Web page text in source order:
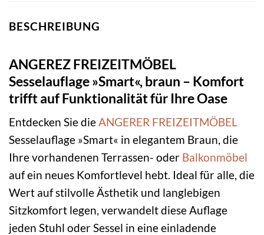
BESCHREIBUNG
ANGEREZ FREIZEITMÖBEL
Sesselauflage »Smart«, braun – Komfort
trifft auf Funktionalität für Ihre Oase
Entdecken Sie dieANGERER FREIZEITMÖBEL
Sesselauflage »Smart« in elegantem Braun, die
Ihre vorhandenen Terrassen- oder Balkonmöbel
auf ein neues Komfortlevel hebt. Ideal für alle, die
Wert auf stilvolle Ästhetik und langlebigen
Sitzkomfort legen, verwandelt diese Auflage
jeden Stuhl oder Sessel in eine einladende